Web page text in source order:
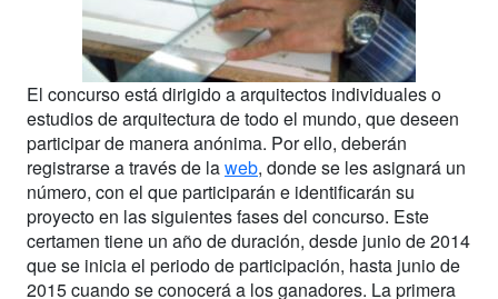
El concurso está dirigido a arquitectos individuales o
estudios de arquitectura de todo el mundo, que deseen
participar de manera anónima. Por ello, deberán
registrarse a través de laweb, donde se les asignará un
número, con el que participarán e identificarán su
proyecto en las siguientes fases del concurso. Este
certamen tiene un año de duración, desde junio de 2014
que se inicia el periodo de participación, hasta junio de
2015 cuando se conocerá a los ganadores. La primera